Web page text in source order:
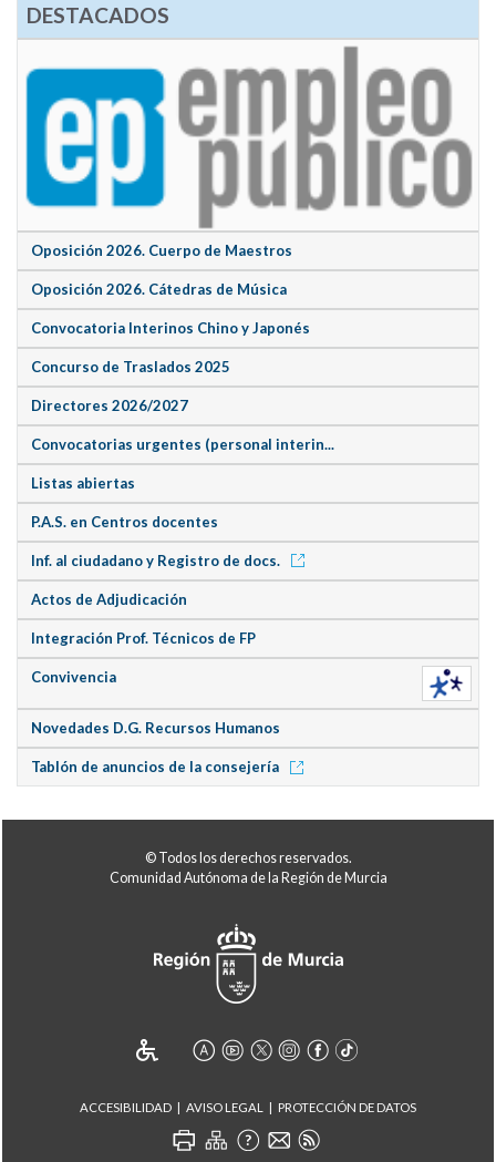
DESTACADOS
Oposición 2026. Cuerpo de Maestros
Oposición 2026. Cátedras de Música
Convocatoria Interinos Chino y Japonés
Concurso de Traslados 2025
Directores 2026/2027
Convocatorias urgentes (personal interin...
Listas abiertas
P.A.S. en Centros docentes
Inf. al ciudadano y Registro de docs.
Actos de Adjudicación
Integración Prof. Técnicos de FP
Convivencia
Novedades D.G. Recursos Humanos
Tablón de anuncios de la consejería
© Todos los derechos reservados.
Comunidad Autónoma de la Región de Murcia
ACCESIBILIDAD AVISO LEGAL PROTECCIÓN DE DATOS